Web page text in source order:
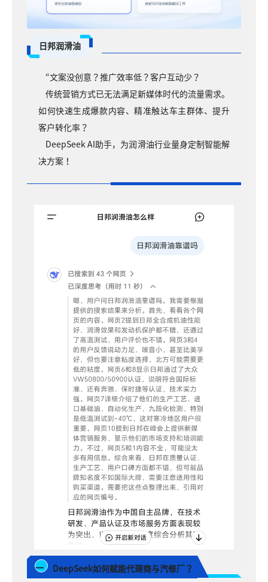
日邦润滑油
“文案没创意？推广效率低？客户互动少？
传统营销方式已无法满足新媒体时代的流量需求。
如何快速生成爆款内容、精准触达车主群体、提升
客户转化率？
DeepSeek AI助手，为润滑油行业量身定制智能解
决方案！
一 DeepSeek如何赋能代理商与汽修厂？